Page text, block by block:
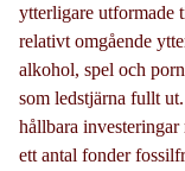
ytterligare utformade
relativt omgående
alkohol, spel och
som ledstjärna fullt
hållbara
ett antal fonder